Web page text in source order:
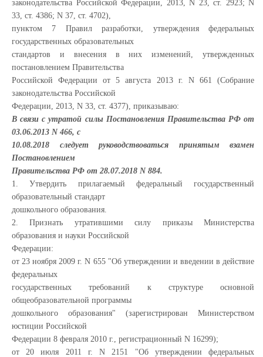
законодательства Российской Федерации, 2013, N 23, ст. 2923; N
33, ст. 4386; N 37, ст. 4702),
пунктом 7 Правил разработки, утверждения федеральных
государственных образовательных
стандартов и внесения в них изменений, утвержденных
постановлением Правительства
Российской Федерации от 5 августа 2013 г. N 661 (Собрание
законодательства Российской
Федерации, 2013, N 33, ст. 4377), приказываю:
В связи с утратой силы Постановления Правительства РФ от
03.06.2013 N 466, с
10.08.2018 следует руководствоваться принятым взамен
Постановлением
Правительства РФ от 28.07.2018 N 884.
1. Утвердить прилагаемый федеральный государственный
образовательный стандарт
дошкольного образования.
2. Признать утратившими силу приказы Министерства
образования и науки Российской
Федерации:
от 23 ноября 2009 г. N 655 "Об утверждении и введении в действие
федеральных
государственных требований к структуре основной
общеобразовательной программы
дошкольного образования" (зарегистрирован Министерством
юстиции Российской
Федерации 8 февраля 2010 г., регистрационный N 16299);
от 20 июля 2011 г. N 2151 "Об утверждении федеральных